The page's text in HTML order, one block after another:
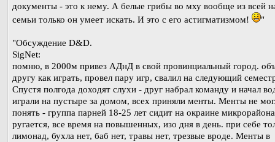
документы - это к нему. А белые грибы во мху вообще из всей
семьи только он умеет искать. И это с его астигматизмом!
"
"Обсуждение D&D.
SigNet:
помню, в 2000м привез АДнД в свой провинциальный город.
другу как играть, провел пару игр, свалил на следующий
Спустя полгода доходят слухи - друг набрал команду и начал
играли на пустыре за домом, всех приняли менты. Менты не
понять - группа парней 18-25 лет сидит на окраине
ругается, все время на повышенных, изо дня в день. при себе
лимонад, бухла нет, баб нет, травы нет, трезвые вроде. Менты в